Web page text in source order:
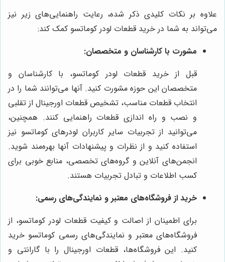
علاوه بر نکات کلیدی ذکر شده، رعایت راهنمایی‌های زیر نیز
می‌تواند به شما در خرید قطعات لودر کوماتسو کمک کند:
مشورت با کارشناسان و متخصصان:
قبل از خرید قطعات لودر کوماتسو، با کارشناسان و
متخصصان این حوزه مشورت کنید. آنها می‌توانند شما را در
انتخاب قطعات مناسب، تشخیص قطعات اورجینال از تقلبی
و نصب و راه اندازی قطعات راهنمایی کنند. همچنین،
می‌توانید از تجربیات سایر کاربران لودرهای کوماتسو نیز
استفاده کنید و از نظرات و پیشنهادات آنها بهره‌مند شوید.
انجمن‌های آنلاین و گروه‌های تخصصی، منابع خوبی برای
کسب اطلاعات و تبادل تجربیات هستند.
خرید از فروشگاه‌های معتبر و نمایندگی‌های رسمی:
برای اطمینان از اصالت و کیفیت قطعات لودر کوماتسو، از
فروشگاه‌های معتبر و نمایندگی‌های رسمی کوماتسو خرید
کنید. این فروشگاه‌ها، قطعات اورجینال را با گارانتی و